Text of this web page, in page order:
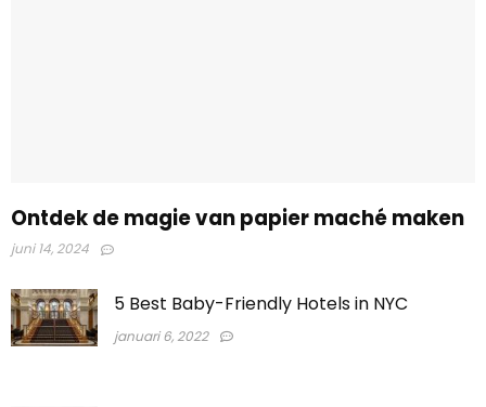
Ontdek de magie van papier maché maken
juni 14, 2024
5 Best Baby-Friendly Hotels in NYC
januari 6, 2022